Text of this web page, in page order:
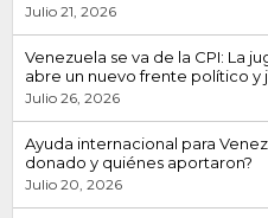
Julio 21, 2026
Venezuela se va de la CPI: La
abre un nuevo frente político y
Julio 26, 2026
Ayuda internacional para
donado y quiénes aportaron?
Julio 20, 2026